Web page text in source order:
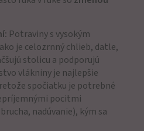
Potraviny s vysokým
je celozrnný chlieb, datle,
stolicu a podporujú
vlákniny je najlepšie
spočiatku je potrebné
pocitmi
nadúvanie), kým sa